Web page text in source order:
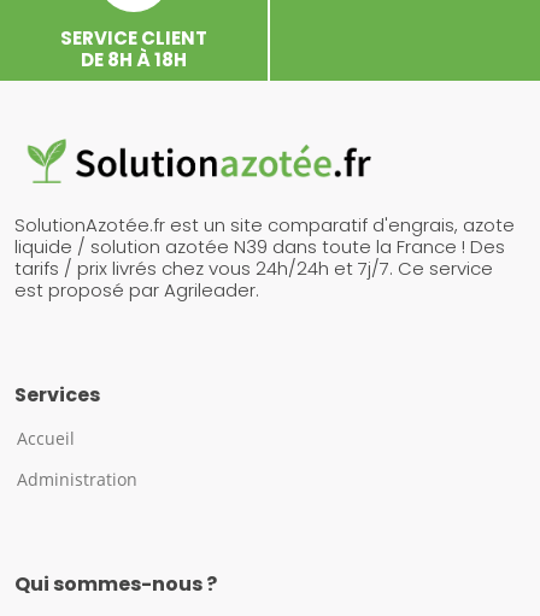
SERVICE CLIENT
DE 8H À 18H
SolutionAzotée.fr est un site comparatif d'engrais, azote
liquide / solution azotée N39 dans toute la France ! Des
tarifs / prix livrés chez vous 24h/24h et 7j/7. Ce service
est proposé par Agrileader.
Services
Accueil
Administration
Qui sommes-nous ?